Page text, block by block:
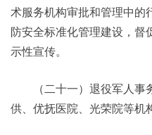
术服务机构审批和管理中的
防安全标准化管理建设，督
示性宣传。
（二十一）退役军人事
供、优抚医院、光荣院等机